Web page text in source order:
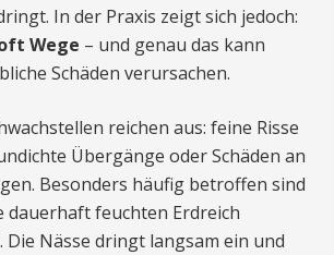
In der Praxis zeigt sich jedoch:
Wege – und genau das kann
Schäden verursachen.
reichen aus: feine Risse
Übergänge oder Schäden an
Besonders häufig betroffen sind
dauerhaft feuchten Erdreich
Die Nässe dringt langsam ein und